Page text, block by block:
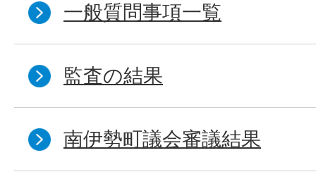
一般質問事項一覧
監査の結果
南伊勢町議会審議結果